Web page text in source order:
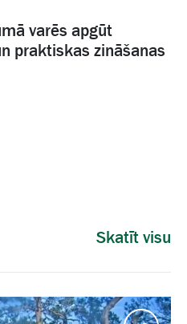
varēs apgūt
praktiskas zināšanas
Skatīt visu